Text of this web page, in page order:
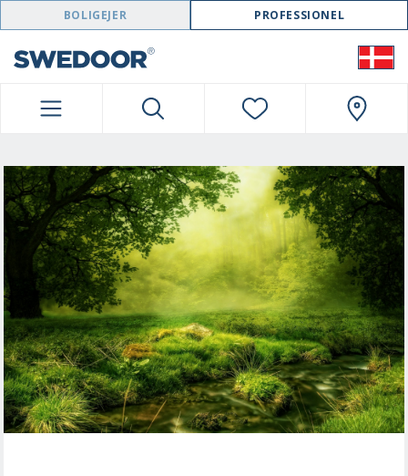
SWEDOOR NAVIGATION
BOLIGEJER PROFESSIONEL